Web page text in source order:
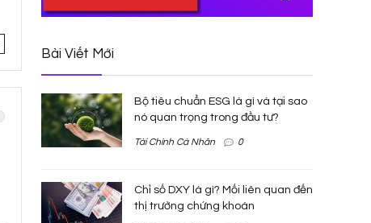
Bài Viết Mới
Bộ tiêu chuẩn ESG là gì và tại sao
nó quan trọng trong đầu tư?
Tài Chính Cá Nhân 0
Chỉ số DXY là gì? Mối liên quan đến
thị trường chứng khoán